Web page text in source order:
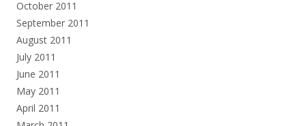
October 2011
September 2011
August 2011
July 2011
June 2011
May 2011
April 2011